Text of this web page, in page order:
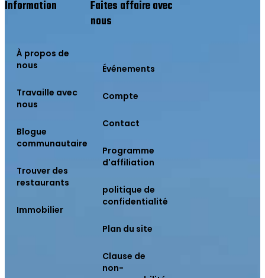
Information
À propos de
nous
Travaille avec
nous
Blogue
communautaire
Trouver des
restaurants
Immobilier
Faites affaire avec
nous
Événements
Compte
Contact
Programme
d'affiliation
politique de
confidentialité
Plan du site
Clause de
non-